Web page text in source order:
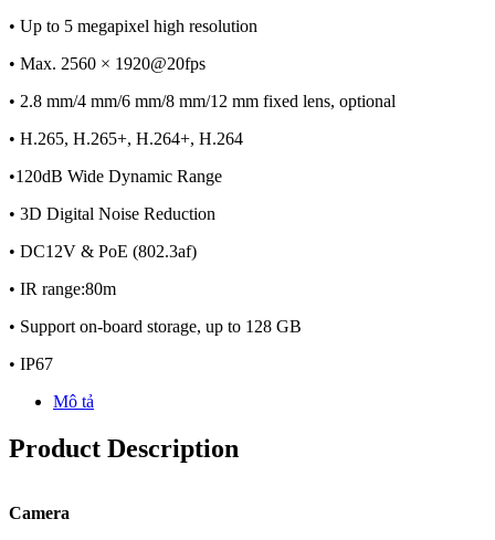
• Up to 5 megapixel high resolution
• Max. 2560 × 1920@20fps
• 2.8 mm/4 mm/6 mm/8 mm/12 mm fixed lens, optional
• H.265, H.265+, H.264+, H.264
•120dB Wide Dynamic Range
• 3D Digital Noise Reduction
• DC12V & PoE (802.3af)
• IR range:80m
• Support on-board storage, up to 128 GB
• IP67
Mô tả
Product Description
Camera